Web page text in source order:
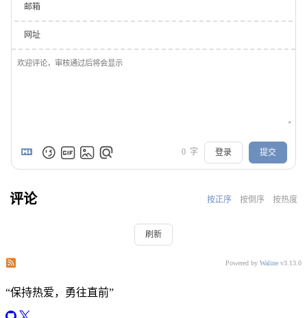
邮箱
网址
0 字 登录 提交
评论 按正序 按倒序 按热度
刷新
Powered by Waline v3.13.0
“保持热爱，勇往直前”